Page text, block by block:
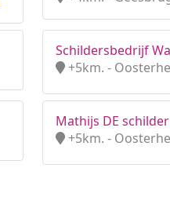
Schildersbedrijf
+5km. -
Mathijs DE schilder
+5km. -